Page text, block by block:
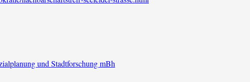
und Stadtforschung mBh